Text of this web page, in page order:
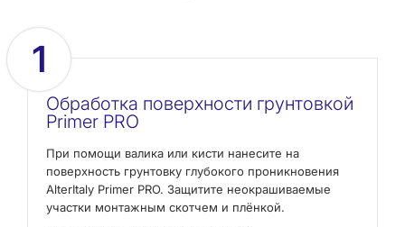
1
Обработка поверхности грунтовкой
Primer PRO
При помощи валика или кисти нанесите на
поверхность грунтовку глубокого проникновения
AlterItaly Primer PRO. Защитите неокрашиваемые
участки монтажным скотчем и плёнкой.